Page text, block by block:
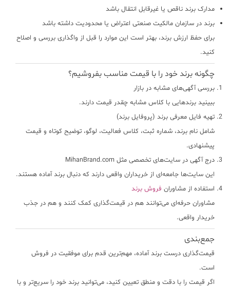
مدارک برند ناقص یا غیرقابل انتقال باشد
برند در سازمان مالکیت صنعتی اعتراض یا محدودیت داشته باشد
برای حفظ ارزش برند، بهتر است این موارد را قبل از واگذاری بررسی و اصلاح
کنید.
چگونه برند خود را با قیمت مناسب بفروشیم؟
بررسی آگهی‌های مشابه در بازار
ببینید برندهایی با کلاس مشابه چقدر قیمت دارند.
تهیه فایل معرفی برند (پروفایل برند)
شامل نام برند، شماره ثبت، کلاس فعالیت، لوگو، توضیح کوتاه و قیمت
پیشنهادی.
درج آگهی در سایت‌های تخصصی مثل MihanBrand.com
این سایت‌ها جامعه‌ای از خریداران واقعی دارند که دنبال برند آماده هستند.
استفاده از مشاوران فروش برند
مشاوران حرفه‌ای می‌توانند هم در قیمت‌گذاری کمک کنند و هم در جذب
خریدار واقعی.
جمع‌بندی
قیمت‌گذاری درست برند آماده، مهم‌ترین قدم برای موفقیت در فروش
است.
اگر قیمت را با دقت و منطق تعیین کنید، می‌توانید برند خود را سریع‌تر و با